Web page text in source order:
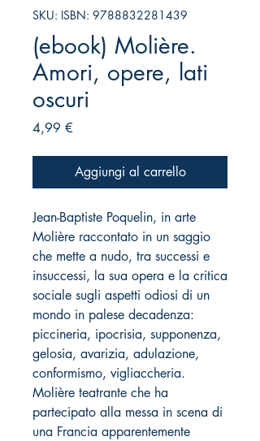
SKU: ISBN: 9788832281439
(ebook) Molière.
Amori, opere, lati
oscuri
4,99 €
Aggiungi al carrello
Jean-Baptiste Poquelin, in arte
Molière raccontato in un saggio
che mette a nudo, tra successi e
insuccessi, la sua opera e la critica
sociale sugli aspetti odiosi di un
mondo in palese decadenza:
piccineria, ipocrisia, supponenza,
gelosia, avarizia, adulazione,
conformismo, vigliaccheria.
Molière teatrante che ha
partecipato alla messa in scena di
una Francia apparentemente